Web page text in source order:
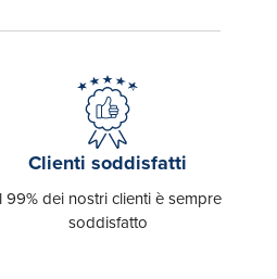
Clienti soddisfatti
99% dei nostri clienti è sempre
soddisfatto